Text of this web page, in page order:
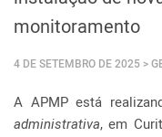
monitoramento
4 DE SETEMBRO DE 2025 >
A APMP está
administrativa, em